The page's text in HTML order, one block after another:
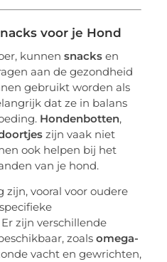
voor je Hond
kunnensnacks en
aan de gezondheid
gebruikt worden als
dat ze in balans
Hondenbotten,
zijn vaak niet
ook helpen bij het
van je hond.
zijn, vooral voor oudere
zijn verschillende
zoalsomega-
vacht en gewrichten,